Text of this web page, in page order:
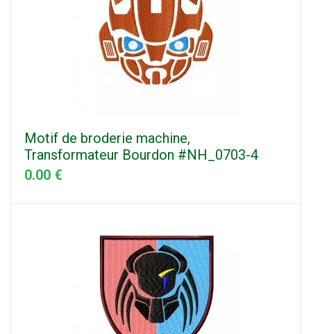
Motif de broderie machine,
Transformateur Bourdon #NH_0703-4
0.00 €